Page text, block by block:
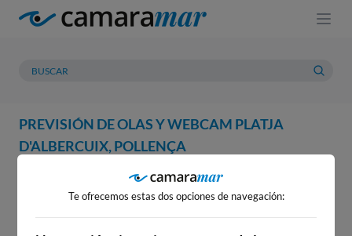
PREVISIÓN DE OLAS Y WEBCAM PLATJA
D'ALBERCUIX, POLLENÇA
PREVISIÓN METEOROLOGÍA
WEBCAM PLATJA D'ALBERCUIX,
Te ofrecemos estas dos opciones de navegación: